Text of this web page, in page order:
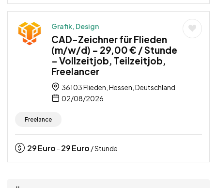
Grafik, Design
CAD-Zeichner für Flieden
(m/w/d) – 29,00 € / Stunde
– Vollzeitjob, Teilzeitjob,
Freelancer
36103 Flieden, Hessen, Deutschland
02/08/2026
Freelance
29Euro - 29Euro / Stunde